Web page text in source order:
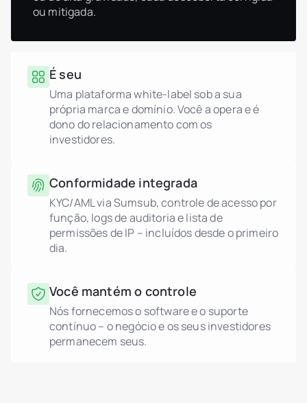
ou mitigada.
É seu
Uma plataforma white-label sob a sua
própria marca e domínio. Você a opera e é
dono do relacionamento com os
investidores.
Conformidade integrada
KYC/AML via Sumsub, controle de acesso por
função, logs de auditoria e lista de
permissões de IP – incluídos desde o primeiro
dia.
Você mantém o controle
Nós fornecemos o software e o suporte
contínuo – o negócio e os seus investidores
permanecem seus.